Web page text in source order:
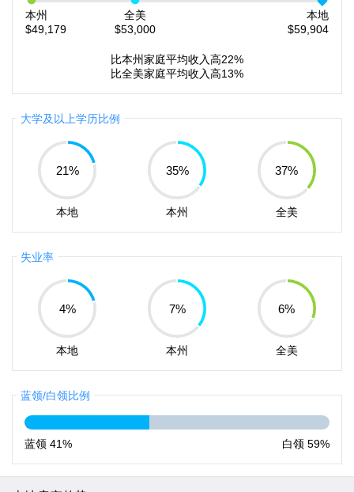
本州
$49,179
全美
$53,000
本地
$59,904
比本州家庭平均收入高22%
比全美家庭平均收入高13%
大学及以上学历比例
21%
本地
35%
本州
37%
全美
失业率
4%
本地
7%
本州
6%
全美
蓝领/白领比例
蓝领 41% 白领 59%